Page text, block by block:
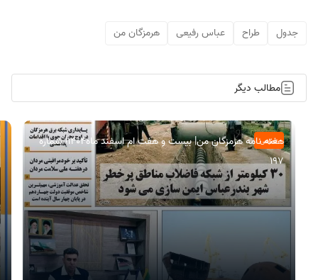
جدول طراح عباس رفیعی هرمزگان من
مطالب دیگر
عمومی
هفته نامه هرمزگان من| بیست و هفت ام اسفند ماه۱۴۰۴| شماره
197